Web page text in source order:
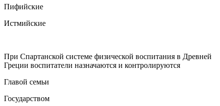
Пифийские
Истмийские
При Спартанской системе физической воспитания в Древней
Греции воспитатели назначаются и контролируются
Главой семьи
Государством